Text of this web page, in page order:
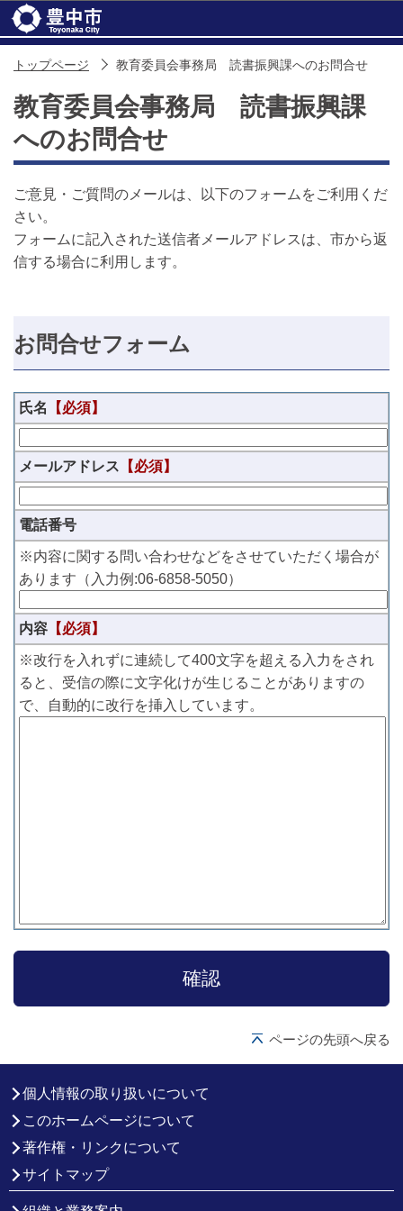
トップページ 教育委員会事務局 読書振興課へのお問合せ
教育委員会事務局 読書振興課
へのお問合せ
ご意見・ご質問のメールは、以下のフォームをご利用くだ
さい。
フォームに記入された送信者メールアドレスは、市から返
信する場合に利用します。
お問合せフォーム
氏名 【必須】
メールアドレス 【必須】
電話番号
※内容に関する問い合わせなどをさせていただく場合が
あります（入力例:06-6858-5050）
内容 【必須】
※改行を入れずに連続して400文字を超える入力をされ
ると、受信の際に文字化けが生じることがありますの
で、自動的に改行を挿入しています。
ページの先頭へ戻る
個人情報の取り扱いについて
このホームページについて
著作権・リンクについて
サイトマップ